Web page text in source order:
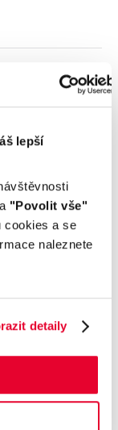
lepší
"Povolit vše"
cookies a se
naleznete
detaily
§ 1732
Z této
uzavření